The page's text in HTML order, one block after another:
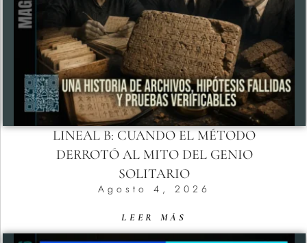
LINEAL B: CUANDO EL MÉTODO
DERROTÓ AL MITO DEL GENIO
SOLITARIO
Agosto 4, 2026
LEER MÁS